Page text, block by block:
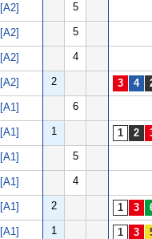
5
5
4
2
6
1
5
4
2
1